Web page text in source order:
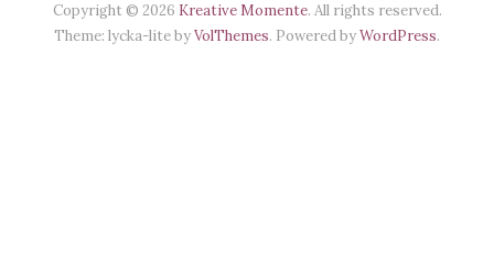
Copyright © 2026 Kreative Momente. All rights reserved.
Theme: lycka-lite byVolThemes. Powered byWordPress.